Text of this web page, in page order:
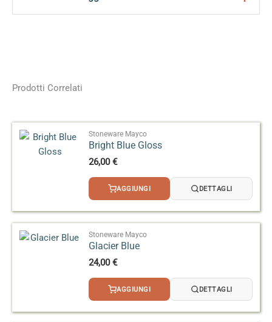
Formato
Prodotti Correlati
Stoneware Mayco
Bright Blue Gloss
26,00€
AGGIUNGI DETTAGLI
Stoneware Mayco
Glacier Blue
24,00€
AGGIUNGI DETTAGLI